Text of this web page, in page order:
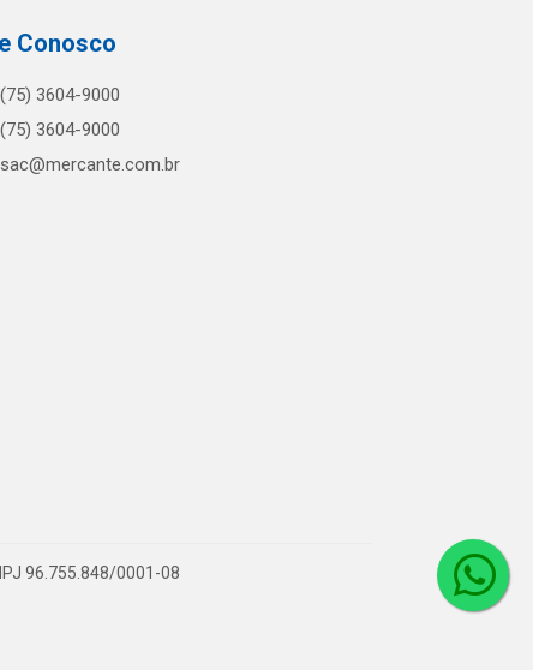
Conosco
(75) 3604-9000
(75) 3604-9000
sac@mercante.com.br
96.755.848/0001-08